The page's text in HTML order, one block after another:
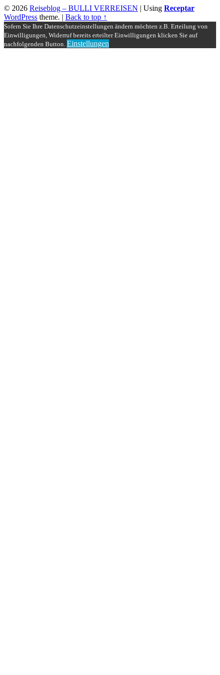
© 2026 Reiseblog – BULLI VERREISEN | Using Receptar
WordPress theme. | Back to top ↑
Sofern Sie Ihre Datenschutzeinstellungen ändern möchten z.B. Erteilung von
Einwilligungen, Widerruf bereits erteilter Einwilligungen klicken Sie auf
nachfolgenden Button. Einstellungen